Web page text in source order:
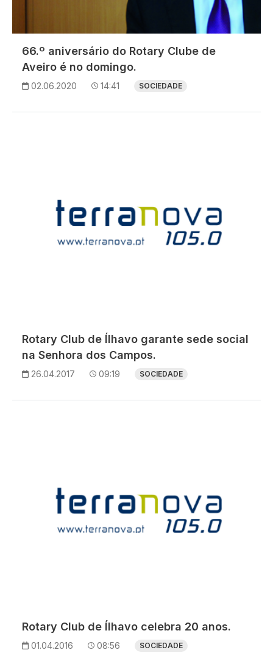
66.º aniversário do Rotary Clube de
Aveiro é no domingo.
02.06.2020 14:41 SOCIEDADE
Rotary Club de Ílhavo garante sede social
na Senhora dos Campos.
26.04.2017 09:19 SOCIEDADE
Rotary Club de Ílhavo celebra 20 anos.
01.04.2016 08:56 SOCIEDADE